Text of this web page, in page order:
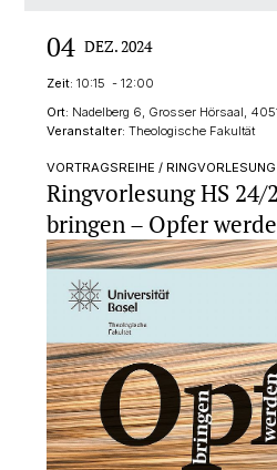
04 DEZ. 2024
Zeit: 10:15 - 12:00
Ort: Nadelberg 6, Grosser Hörsaal,
Veranstalter: Theologische Fakultät
VORTRAGSREIHE / RINGVORLESUNG
Ringvorlesung HS 24/
bringen – Opfer